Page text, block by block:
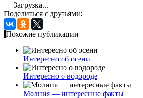
Загрузка...
Поделиться с друзьями:
Похожие публикации
Интересно об осени
Интересно о водороде
Молния — интересные факты